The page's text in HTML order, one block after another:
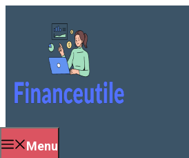
Menu